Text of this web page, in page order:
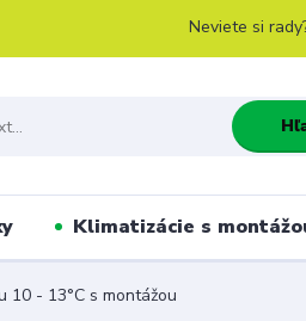
Neviete si
Klimatizácie s
10 - 13°C s montážou